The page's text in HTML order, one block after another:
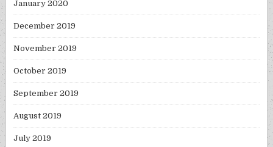
January 2020
December 2019
November 2019
October 2019
September 2019
August 2019
July 2019